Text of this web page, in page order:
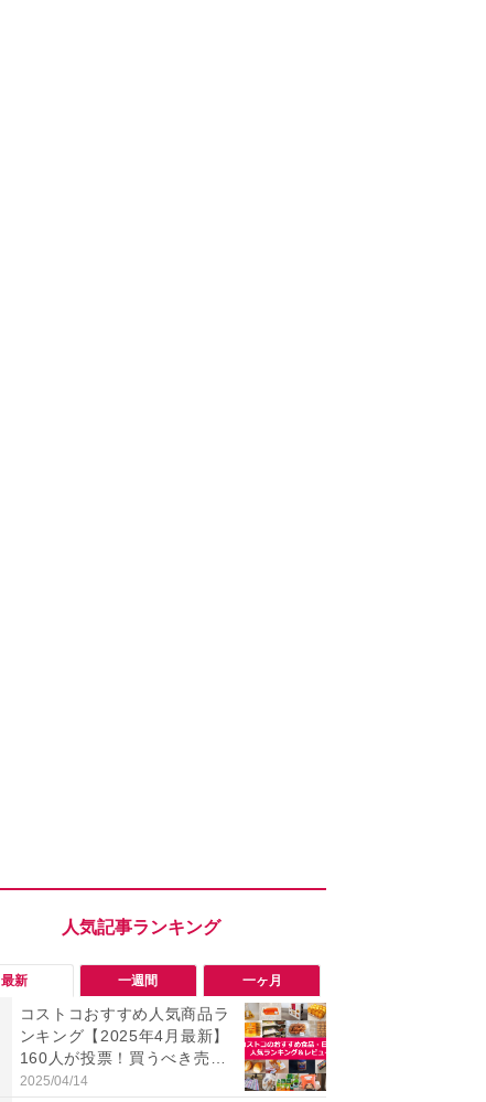
最新 一週間 一ヶ月
コストコおすすめ人気商品ラ
ンキング【2025年4月最新】
160人が投票！買うべき売れ
筋食品惣菜・日用品雑貨＆セ
2025/04/14